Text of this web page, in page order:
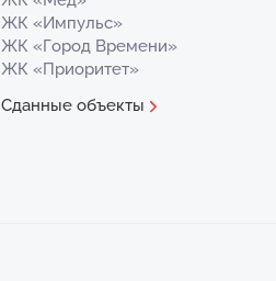
ЖК «Импульс»
ЖК «Город Времени»
ЖК «Приоритет»
Сданные объекты